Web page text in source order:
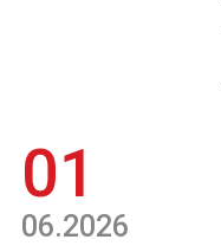
01
06.2026